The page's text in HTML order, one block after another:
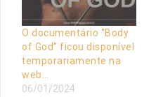
O documentário “Body
of God” ficou disponível
temporariamente na
web…
06/01/2024